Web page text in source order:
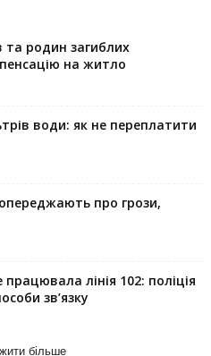
та родин загиблих
на житло
води: як не переплатити
про грози,
лінія 102: поліція
зв’язку
більше